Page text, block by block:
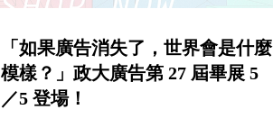
「如果廣告消失了，世界會是什麼
模樣？」政大廣告第 27 屆畢展 5
／5 登場！